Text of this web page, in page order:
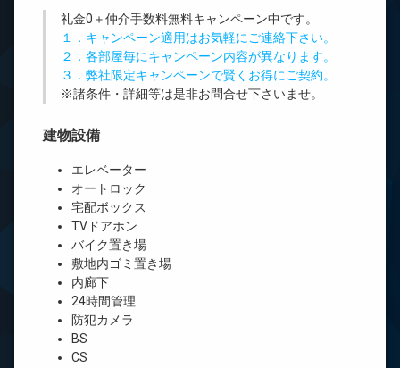
礼金0 ＋仲介手数料無料キャンペーン中です。
１．キャンペーン適用はお気軽にご連絡下さい。
２．各部屋毎にキャンペーン内容が異なります。
３．弊社限定キャンペーンで賢くお得にご契約。
※諸条件・詳細等は是非お問合せ下さいませ。
建物設備
エレベーター
オートロック
宅配ボックス
TVドアホン
バイク置き場
敷地内ゴミ置き場
内廊下
24時間管理
防犯カメラ
BS
CS